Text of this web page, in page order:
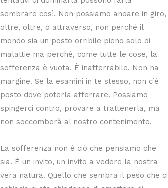
sembrare così. Non possiamo andare in giro,
oltre, oltre, o attraverso, non perché il
mondo sia un posto orribile pieno solo di
malattie ma perché, come tutte le cose, la
sofferenza è vuota. È inafferrabile. Non ha
margine. Se la esamini in te stesso, non c’è
posto dove poterla afferrare. Possiamo
spingerci contro, provare a trattenerla, ma
non soccomberà al nostro contenimento.
La sofferenza non è ciò che pensiamo che
sia. È un invito, un invito a vedere la nostra
vera natura. Quello che sembra il peso che ci